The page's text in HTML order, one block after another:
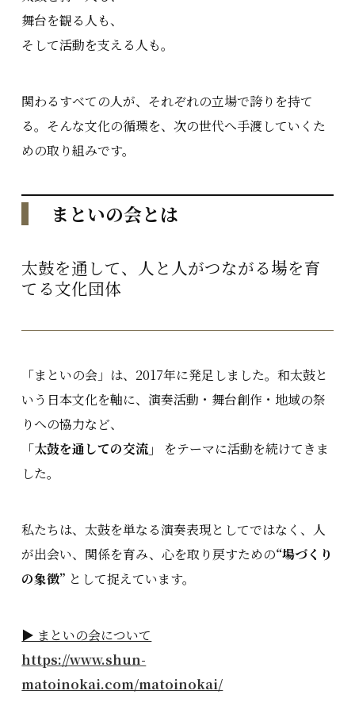
舞台を観る人も、
そして活動を支える人も――。
関わるすべての人が、それぞれの立場で誇りを持て
る。そんな文化の循環を、次の世代へ手渡していくた
めの取り組みです。
まといの会とは
太鼓を通して、人と人がつながる場を育
てる文化団体
「まといの会」は、2017年に発足しました。和太鼓と
いう日本文化を軸に、演奏活動・舞台創作・地域の祭
りへの協力など、
「太鼓を通しての交流」
をテーマに活動を続けてきま
した。
私たちは、太鼓を単なる演奏表現としてではなく、人
が出会い、関係を育み、心を取り戻すための“場づくり
の象徴” として捉えています。
▶ まといの会について
https://www.shun-
matoinokai.com/matoinokai/